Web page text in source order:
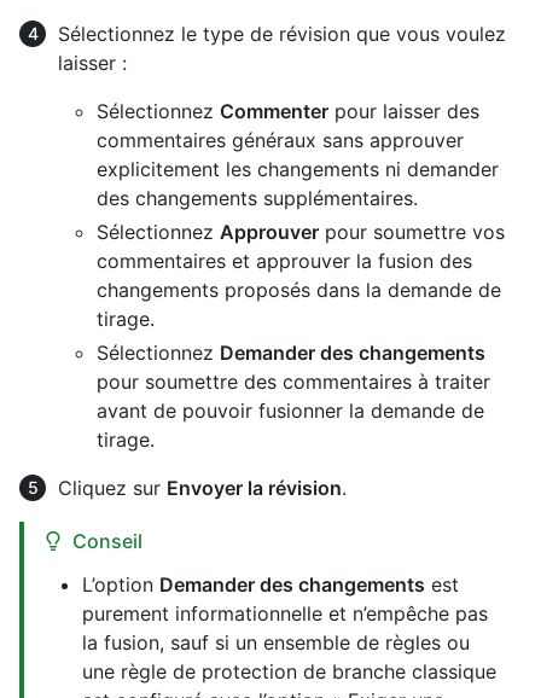
Sélectionnez le type de révision que vous voulez
laisser :
Sélectionnez Commenter pour laisser des
commentaires généraux sans approuver
explicitement les changements ni demander
des changements supplémentaires.
Sélectionnez Approuver pour soumettre vos
commentaires et approuver la fusion des
changements proposés dans la demande de
tirage.
Sélectionnez Demander des changements
pour soumettre des commentaires à traiter
avant de pouvoir fusionner la demande de
tirage.
Cliquez sur Envoyer la révision.
Conseil
L’option Demander des changements est
purement informationnelle et n’empêche pas
la fusion, sauf si un ensemble de règles ou
une règle de protection de branche classique